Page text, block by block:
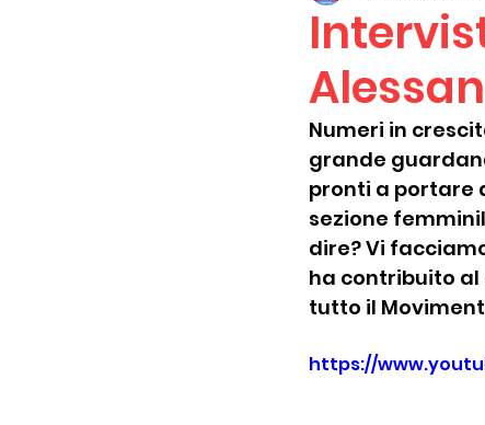
Numeri in
grande
pronti a portare
sezione
dire? Vi
ha contribuito al
tutto il
https://